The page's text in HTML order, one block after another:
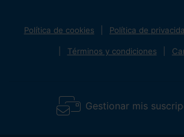
Política de cookies Política de
Términos y condiciones
Gestionar mis